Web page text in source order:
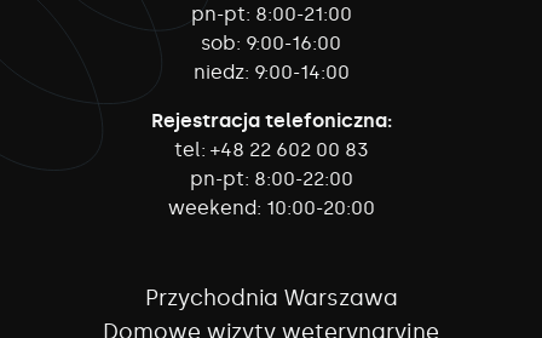
pn-pt: 8:00-21:00
sob: 9:00-16:00
niedz: 9:00-14:00
Rejestracja telefoniczna:
tel: +48 22 602 00 83
pn-pt: 8:00-22:00
weekend: 10:00-20:00
Przychodnia Warszawa
Domowe wizyty weterynaryjne